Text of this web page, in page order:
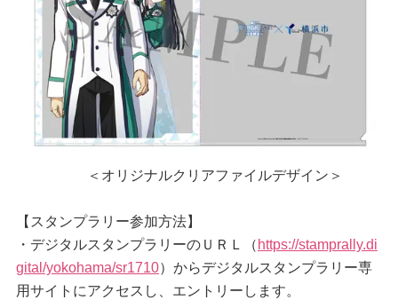
＜オリジナルクリアファイルデザイン＞
【スタンプラリー参加方法】
・デジタルスタンプラリーのＵＲＬ（ https://stamprally.di
gital/yokohama/sr1710）からデジタルスタンプラリー専
用サイトにアクセスし、エントリーします。